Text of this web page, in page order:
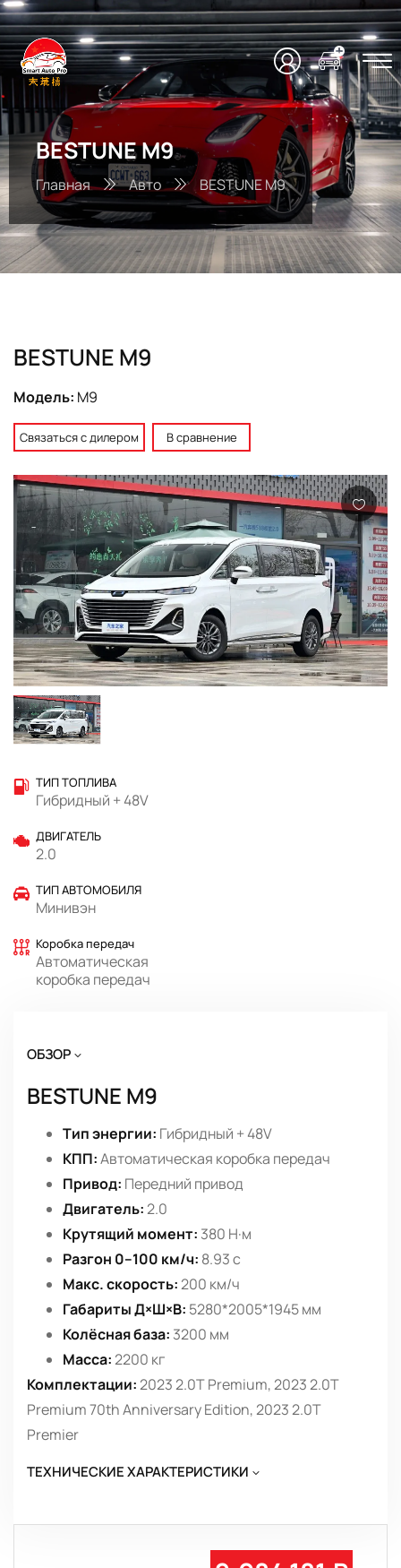
BESTUNE M9
Главная Авто BESTUNE M9
BESTUNE M9
Модель: M9
Связаться с дилером В сравнение
ТИП ТОПЛИВА
Гибридный + 48V
ДВИГАТЕЛЬ
2.0
ТИП АВТОМОБИЛЯ
Минивэн
Коробка передач
Автоматическая
коробка передач
ОБЗОР
BESTUNE M9
Тип энергии: Гибридный + 48V
КПП:Автоматическая коробка передач
Привод: Передний привод
Двигатель:2.0
Крутящий момент: 380 Н·м
Разгон 0–100 км/ч: 8.93 с
Макс. скорость:200 км/ч
Габариты Д×Ш×В: 5280*2005*1945 мм
Колёсная база: 3200 мм
Масса:2200 кг
Комплектации:2023 2.0T Premium, 2023 2.0T
Premium 70th Anniversary Edition, 2023 2.0T
Premier
ТЕХНИЧЕСКИЕ ХАРАКТЕРИСТИКИ